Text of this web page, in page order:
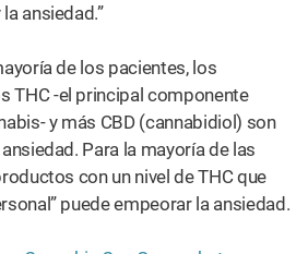
ansiedad.”
de los pacientes, los
THC -el principal componente
y más CBD (cannabidiol) son
Para la mayoría de las
con un nivel de THC que
puede empeorar la ansiedad.